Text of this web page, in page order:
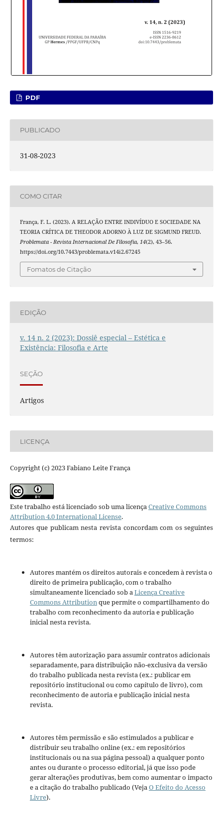
PDF
PUBLICADO
31-08-2023
COMO CITAR
França, F. L. (2023). A RELAÇÃO ENTRE INDIVÍDUO E SOCIEDADE NA
TEORIA CRÍTICA DE THEODOR ADORNO À LUZ DE SIGMUND FREUD.
Problemata - Revista Internacional De Filosofia, 14(2), 43–56.
https://doi.org/10.7443/problemata.v14i2.67245
Fomatos de Citação
EDIÇÃO
v. 14 n. 2 (2023): Dossiê especial – Estética e
Existência: Filosofia e Arte
SEÇÃO
Artigos
LICENÇA
Copyright (c) 2023 Fabiano Leite França
Este trabalho está licenciado sob uma licençaCreative Commons
Attribution 4.0 International License.
Autores que publicam nesta revista concordam com os seguintes
termos:
Autores mantém os direitos autorais e concedem à revista o
direito de primeira publicação, com o trabalho
simultaneamente licenciado sob aLicença Creative
Commons Attributionque permite o compartilhamento do
trabalho com reconhecimento da autoria e publicação
inicial nesta revista.
Autores têm autorização para assumir contratos adicionais
separadamente, para distribuição não-exclusiva da versão
do trabalho publicada nesta revista (ex.: publicar em
repositório institucional ou como capítulo de livro), com
reconhecimento de autoria e publicação inicial nesta
revista.
Autores têm permissão e são estimulados a publicar e
distribuir seu trabalho online (ex.: em repositórios
institucionais ou na sua página pessoal) a qualquer ponto
antes ou durante o processo editorial, já que isso pode
gerar alterações produtivas, bem como aumentar o impacto
e a citação do trabalho publicado (VejaO Efeito do Acesso
Livre).